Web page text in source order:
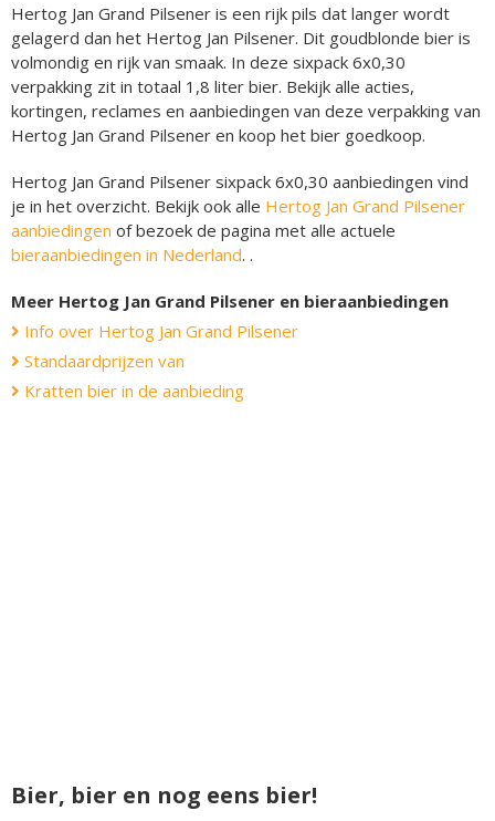
Hertog Jan Grand Pilsener is een rijk pils dat langer wordt
gelagerd dan het Hertog Jan Pilsener. Dit goudblonde bier is
volmondig en rijk van smaak. In deze sixpack 6x0,30
verpakking zit in totaal 1,8 liter bier. Bekijk alle acties,
kortingen, reclames en aanbiedingen van deze verpakking van
Hertog Jan Grand Pilsener en koop het bier goedkoop.
Hertog Jan Grand Pilsener sixpack 6x0,30 aanbiedingen vind
je in het overzicht. Bekijk ook alle Hertog Jan Grand Pilsener
aanbiedingen of bezoek de pagina met alle actuele
bieraanbiedingen in Nederland. .
Meer Hertog Jan Grand Pilsener en bieraanbiedingen
Info over Hertog Jan Grand Pilsener
Standaardprijzen van
Kratten bier in de aanbieding
Bier, bier en nog eens bier!